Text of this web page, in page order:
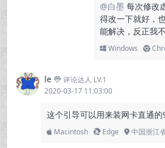
@白墨 每次修改
得改一下就好，
能解决，反正我
Windows
le
评论达人 LV.1
2020-03-17 11:03:00
这个引导可以用来装网卡直通
Macintosh Edge 中国浙江